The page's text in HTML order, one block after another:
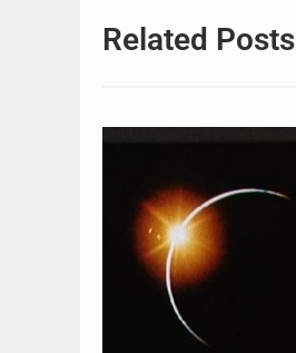
Related Posts